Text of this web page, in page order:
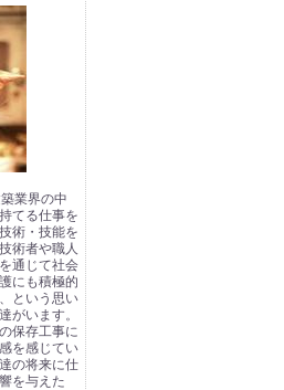
業界の中
てる仕事を
術・技能を
術者や職人
通じて社会
にも積極的
という思い
がいます。
保存工事に
を感じてい
の将来に仕
を与えた